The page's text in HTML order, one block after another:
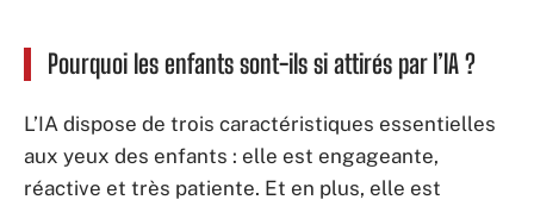
Pourquoi les enfants sont-ils si attirés par l’IA ?
L’IA dispose de trois caractéristiques essentielles
aux yeux des enfants : elle est engageante,
réactive et très patiente. Et en plus, elle est